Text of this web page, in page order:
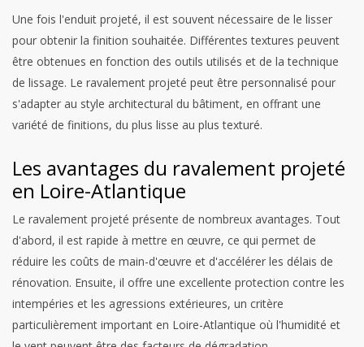
Une fois l'enduit projeté, il est souvent nécessaire de le lisser
pour obtenir la finition souhaitée. Différentes textures peuvent
être obtenues en fonction des outils utilisés et de la technique
de lissage. Le ravalement projeté peut être personnalisé pour
s'adapter au style architectural du bâtiment, en offrant une
variété de finitions, du plus lisse au plus texturé.
Les avantages du ravalement projeté
en Loire-Atlantique
Le ravalement projeté présente de nombreux avantages. Tout
d'abord, il est rapide à mettre en œuvre, ce qui permet de
réduire les coûts de main-d'œuvre et d'accélérer les délais de
rénovation. Ensuite, il offre une excellente protection contre les
intempéries et les agressions extérieures, un critère
particulièrement important en Loire-Atlantique où l'humidité et